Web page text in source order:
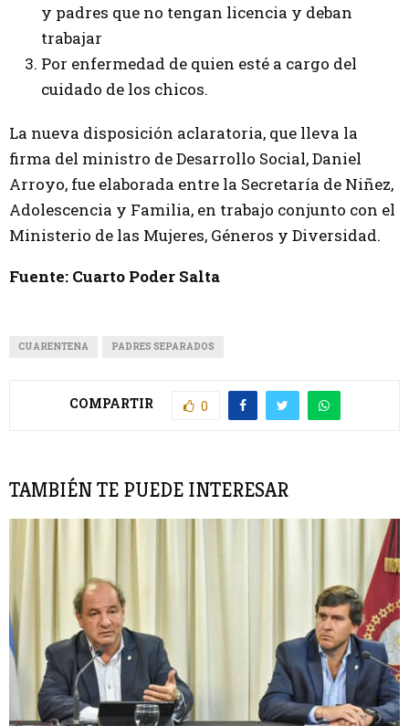
y padres que no tengan licencia y deban
trabajar
Por enfermedad de quien esté a cargo del
cuidado de los chicos.
La nueva disposición aclaratoria, que lleva la
firma del ministro de Desarrollo Social, Daniel
Arroyo, fue elaborada entre la Secretaría de Niñez,
Adolescencia y Familia, en trabajo conjunto con el
Ministerio de las Mujeres, Géneros y Diversidad.
Fuente: Cuarto Poder Salta
CUARENTENA PADRES SEPARADOS
COMPARTIR 0
TAMBIÉN TE PUEDE INTERESAR